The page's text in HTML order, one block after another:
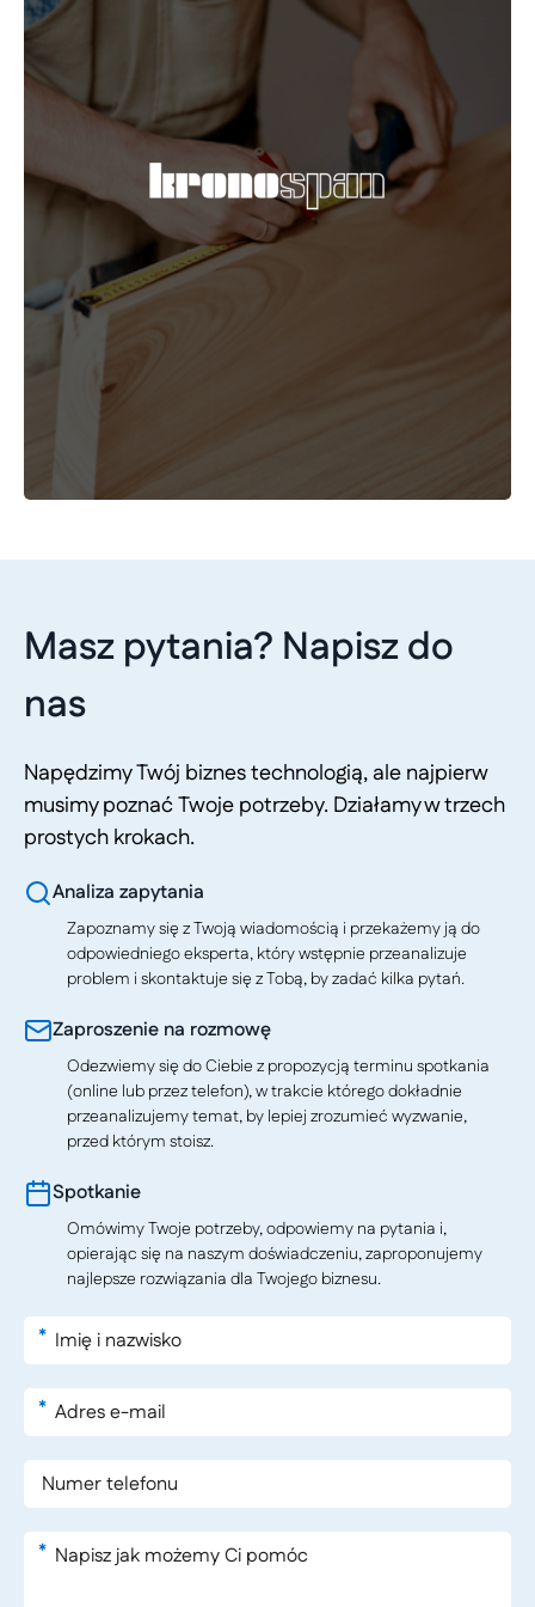
Masz pytania? Napisz do
nas
Napędzimy Twój biznes technologią, ale najpierw
musimy poznać Twoje potrzeby. Działamy w trzech
prostych krokach.
Analiza zapytania
Zapoznamy się z Twoją wiadomością i przekażemy ją do
odpowiedniego eksperta, który wstępnie przeanalizuje
problem i skontaktuje się z Tobą, by zadać kilka pytań.
Zaproszenie na rozmowę
Odezwiemy się do Ciebie z propozycją terminu spotkania
(online lub przez telefon), w trakcie którego dokładnie
przeanalizujemy temat, by lepiej zrozumieć wyzwanie,
przed którym stoisz.
Spotkanie
Omówimy Twoje potrzeby, odpowiemy na pytania i,
opierając się na naszym doświadczeniu, zaproponujemy
najlepsze rozwiązania dla Twojego biznesu.
*
*
*